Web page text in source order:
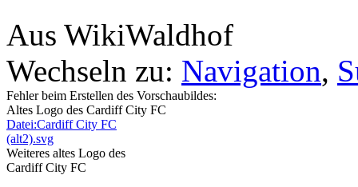
Aus WikiWaldhof
Wechseln zu: Navigation,
Fehler beim Erstellen des Vorschaubildes:
Altes Logo des Cardiff City FC
Datei:Cardiff City FC
(alt2).svg
Weiteres altes Logo des
Cardiff City FC